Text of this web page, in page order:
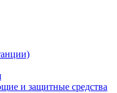
и защитные средства